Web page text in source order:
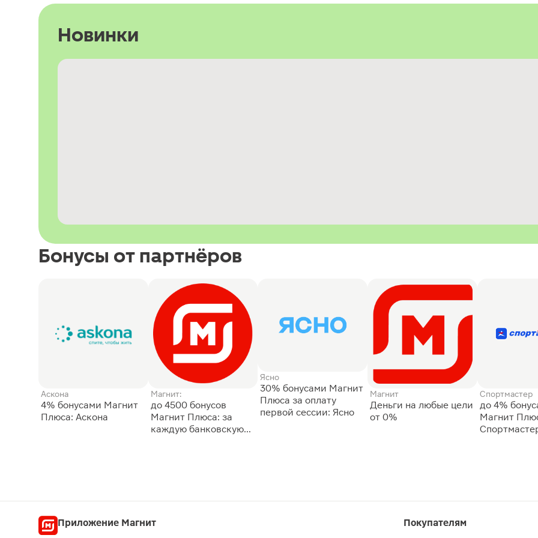
Новинки
Бонусы от партнёров
Аскона
4% бонусами Магнит
Плюса: Аскона
Магнит:
до 4500 бонусов
Магнит Плюса: за
каждую банковскую
Ясно
30% бонусами Магнит
Плюса за оплату
первой сессии: Ясно
Магнит
Деньги на любые цели
от 0%
Спортмастер
до 4%
Магнит
Приложение Магнит Покупателям